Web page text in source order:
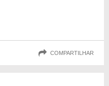
COMPARTILHAR